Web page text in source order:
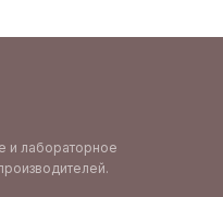
и лабораторное